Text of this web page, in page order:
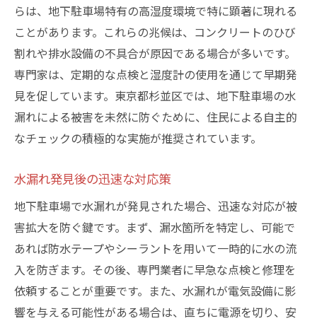
修理費用を抑えるための事前準備
コスト削減に繋がる業者の選び方
DIYによる修理法とそのリスク
費用対効果の高い修理方法
長期的視点でのコスト削減計画
助成金や補助金の活用法
らは、地下駐車場特有の高湿度環境で特に顕著に現れる
ことがあります。これらの兆候は、コンクリートのひび
割れや排水設備の不具合が原因である場合が多いです。
専門家は、定期的な点検と湿度計の使用を通じて早期発
見を促しています。東京都杉並区では、地下駐車場の水
漏れによる被害を未然に防ぐために、住民による自主的
なチェックの積極的な実施が推奨されています。
水漏れ発見後の迅速な対応策
地下駐車場で水漏れが発見された場合、迅速な対応が被
害拡大を防ぐ鍵です。まず、漏水箇所を特定し、可能で
あれば防水テープやシーラントを用いて一時的に水の流
入を防ぎます。その後、専門業者に早急な点検と修理を
依頼することが重要です。また、水漏れが電気設備に影
響を与える可能性がある場合は、直ちに電源を切り、安